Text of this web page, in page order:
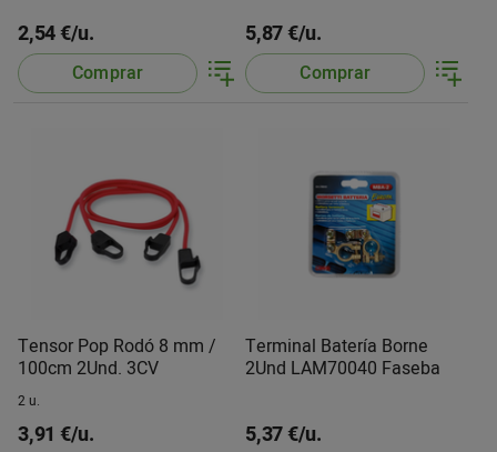
2,54 €/u.
Comprar
5,87 €/u.
Comprar
Tensor Pop Rodó 8 mm /
100cm 2Und. 3CV
2 u.
3,91 €/u.
Terminal Batería Borne
2Und LAM70040 Faseba
5,37 €/u.